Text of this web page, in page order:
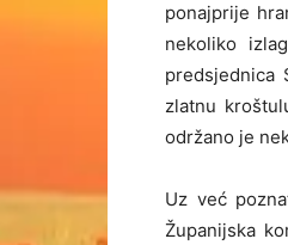
ponajprije
nekoliko
predsjednica
zlatnu
održano je
Uz već
Županijska